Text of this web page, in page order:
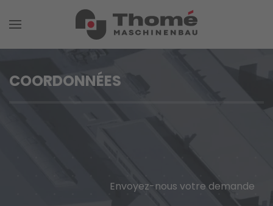
COORDONNÉES
Envoyez-nous votre demande